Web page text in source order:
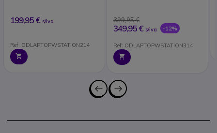
199,95 € s/iva
Ref: ODLAPTOPWSTATION214
399,95 €
349,95 € s/iva -12%
Ref: ODLAPTOPWSTATION314